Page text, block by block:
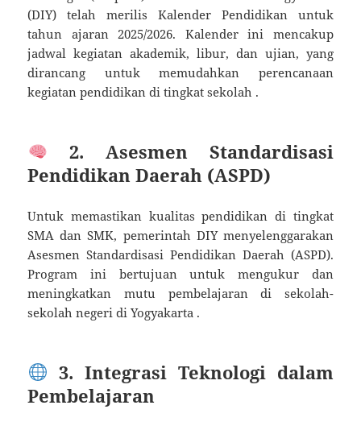
(DIY) telah merilis Kalender Pendidikan untuk
tahun ajaran 2025/2026. Kalender ini mencakup
jadwal kegiatan akademik, libur, dan ujian, yang
dirancang untuk memudahkan perencanaan
kegiatan pendidikan di tingkat sekolah .
2. Asesmen Standardisasi
Pendidikan Daerah (ASPD)
Untuk memastikan kualitas pendidikan di tingkat
SMA dan SMK, pemerintah DIY menyelenggarakan
Asesmen Standardisasi Pendidikan Daerah (ASPD).
Program ini bertujuan untuk mengukur dan
meningkatkan mutu pembelajaran di sekolah-
sekolah negeri di Yogyakarta .
3. Integrasi Teknologi dalam
Pembelajaran